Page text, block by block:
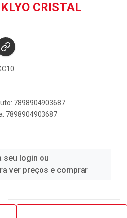
CRISTAL
7898904903687
7898904903687
seu login ou
ver preços e comprar